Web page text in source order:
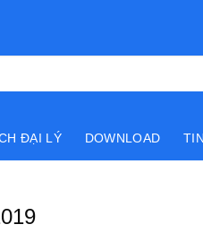
ĐẠI LÝ DOWNLOAD